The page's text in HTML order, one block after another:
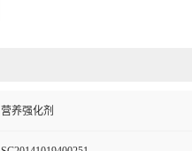
营养强化剂